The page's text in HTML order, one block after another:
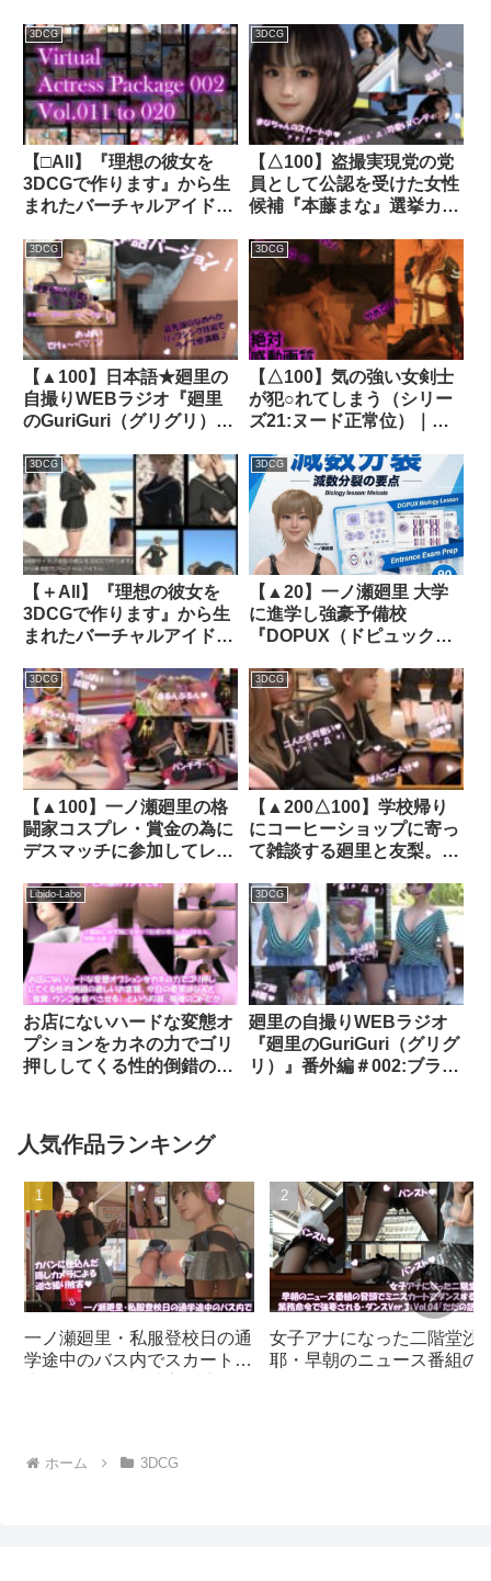
や）」のJK風写真
集:JK_16｜d_315877│
Libido-Labo
るレ○プ被害に遭ってしま
う:立ちバック！）｜
d_711737
3DCG
【□All】『理想の彼女を
3DCGで作ります』から生
まれたバーチャルアイドル
『総集編その2』｜
d_188263│ Libido-Labo
3DCG
【△100】盗撮実現党の党
員として公認を受けた女性
候補『本藤まな』選挙カー
「テーマ:ゲームのコスプ
レについて」:PV09（サイ
ゴナファンタジアのヒロイ
ンコスプレ編）｜
d_341084│ Libido-Labo
3DCG
【▲100】日本語★廻里の
自撮りWEBラジオ『廻里
のGuriGuri（グリグリ）
ASMRマイクでカップルの
ちょっとエッチな『彼氏と
温泉家族風呂で二人きり:
パート1』体験を再現
★［日本語バージョン
（ASMRパートも日本
語！）］｜d_697893
3DCG
【△100】気の強い女剣士
が犯○れてしまう（シリー
ズ21:ヌード正常位）｜
3DCG
【＋All】『理想の彼女を
3DCGで作ります』から生
まれたバーチャルアイドル
ぐり）」のJK風写真
集:JK_03｜d_279281│
Libido-Labo
3DCG
【▲20】一ノ瀬廻里 大学
に進学し強豪予備校
『DOPUX（ドピュック
物講師に！（Vol.010:減数
分裂）｜d_787928
3DCG
【▲100】一ノ瀬廻里の格
闘家コスプレ・賞金の為に
デスマッチに参加してレ○
ク）｜d_460776│ Libido-
Labo
3DCG
【▲200△100】学校帰り
にコーヒーショップに寄っ
て雑談する廻里と友梨。
彼氏におっぱいの谷間に射
精されたことについて）｜
d_296827│ Libido-Labo
Libido-Labo
お店にないハードな変態オ
プションをカネの力でゴリ
押ししてくる性的倒錯の著
べさせる）」という内容。
毎度のコトだが法外なオプ
客なのでふっかけて稼ぎま
くる激ミニちゃん。｜
d_148486│ Libido-Labo
3DCG
廻里の自撮りWEBラジオ
『廻里のGuriGuri（グリグ
リ）』番外編＃002:ブラチ
人気作品ランキング
一ノ瀬廻里・私服登校日の通
学途中のバス内でスカート内
女子アナになった二階堂沙
耶・早朝のニュース番組の
ホーム 3DCG